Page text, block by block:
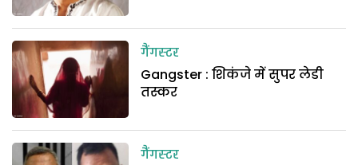
गैंगस्टर
Gangster : शिकंजे में सुपर लेडी
तस्कर
गैंगस्टर